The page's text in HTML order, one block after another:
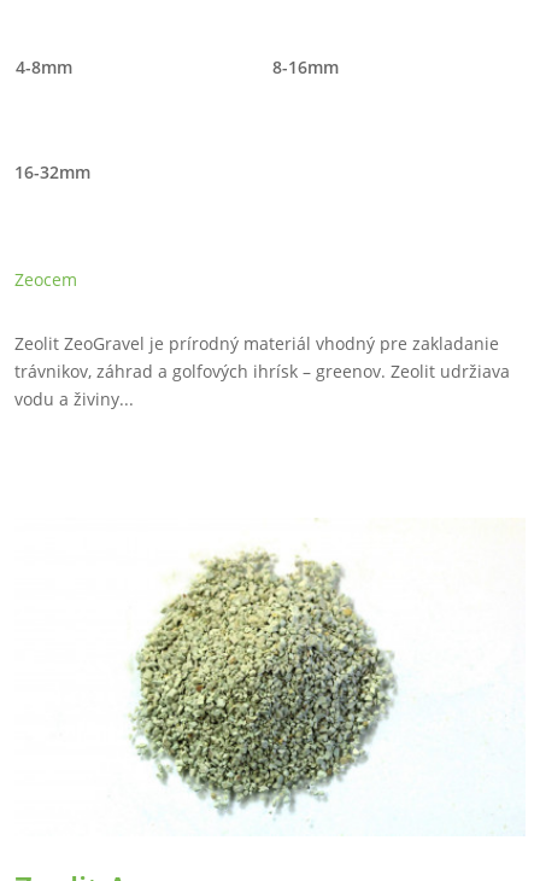
4-8mm 8-16mm
16-32mm
Zeocem
Zeolit ZeoGravel je prírodný materiál vhodný pre zakladanie
trávnikov, záhrad a golfových ihrísk – greenov. Zeolit udržiava
vodu a živiny...